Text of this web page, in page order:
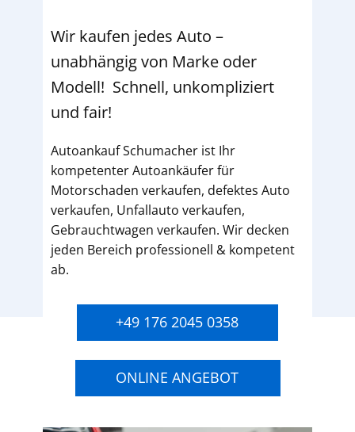
Wir kaufen jedes Auto –
unabhängig von Marke oder
Modell! Schnell, unkompliziert
und fair!
Autoankauf Schumacher ist Ihr
kompetenter Autoankäufer für
Motorschaden verkaufen, defektes Auto
verkaufen, Unfallauto verkaufen,
Gebrauchtwagen verkaufen. Wir decken
jeden Bereich professionell & kompetent
ab.
+49 176 2045 0358
ONLINE ANGEBOT